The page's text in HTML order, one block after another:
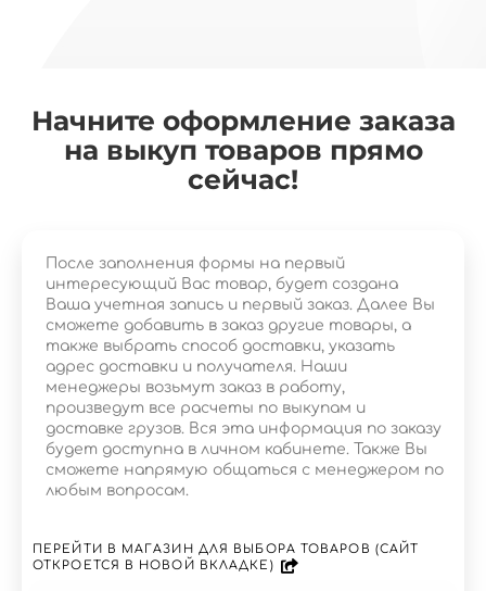
Начните оформление заказа
на выкуп товаров прямо
сейчас!
После заполнения формы на первый
интересующий Вас товар, будет создана
Ваша учетная запись и первый заказ. Далее Вы
сможете добавить в заказ другие товары, а
также выбрать способ доставки, указать
адрес доставки и получателя. Наши
менеджеры возьмут заказ в работу,
произведут все расчеты по выкупам и
доставке грузов. Вся эта информация по заказу
будет доступна в личном кабинете. Также Вы
сможете напрямую общаться с менеджером по
любым вопросам.
ПЕРЕЙТИ В МАГАЗИН ДЛЯ ВЫБОРА ТОВАРОВ (САЙТ
ОТКРОЕТСЯ В НОВОЙ ВКЛАДКЕ)